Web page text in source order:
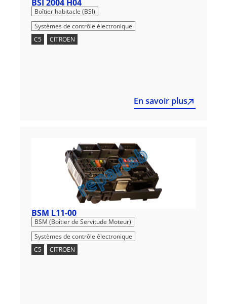
BSI 2004 H04
Boîtier habitacle (BSI)
Systèmes de contrôle électronique
C5
CITROEN
En savoir plus
BSM L11-00
BSM (Boîtier de Servitude Moteur)
Systèmes de contrôle électronique
C5
CITROEN